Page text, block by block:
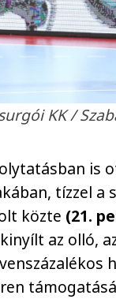
KK /
is
tízzel a
közte (21.
az olló,